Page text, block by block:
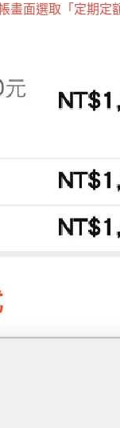
畫面選取「定期定